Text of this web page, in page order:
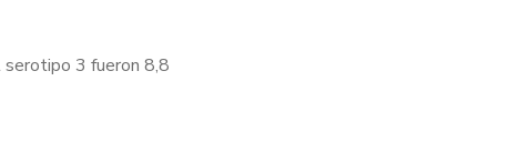
3 fueron 8,8